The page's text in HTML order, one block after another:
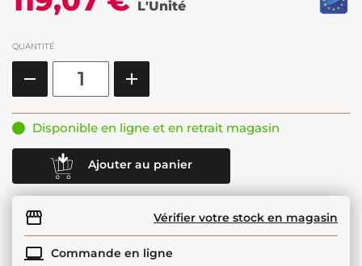
L'Unité
QUANTITÉ
Disponible en ligne et en retrait magasin
Ajouter au panier
Vérifier votre stock en magasin
Commande en ligne